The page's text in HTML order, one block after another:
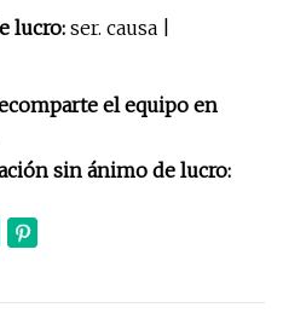
lucro: ser. causa |
comparte el equipo en
sin ánimo de lucro: